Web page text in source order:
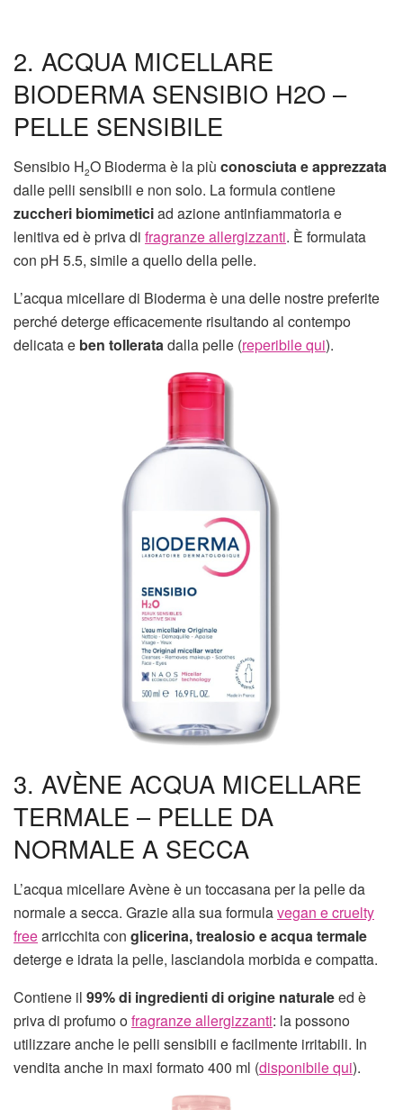
2. ACQUA MICELLARE
BIODERMA SENSIBIO H2O –
PELLE SENSIBILE
Sensibio H2O Bioderma è la più conosciuta e apprezzata
dalle pelli sensibili e non solo. La formula contiene
zuccheri biomimeticiad azione antinfiammatoria e
lenitiva ed è priva di fragranze allergizzanti. È formulata
con pH 5.5, simile a quello della pelle.
L’acqua micellare di Bioderma è una delle nostre preferite
perché deterge efficacemente risultando al contempo
delicata e ben tolleratadalla pelle (reperibile qui).
3. AVÈNE ACQUA MICELLARE
TERMALE – PELLE DA
NORMALE A SECCA
L’acqua micellare Avène è un toccasana per la pelle da
normale a secca. Grazie alla sua formulavegan e cruelty
freearricchita con glicerina, trealosio e acqua termale
deterge e idrata la pelle, lasciandola morbida e compatta.
Contiene il 99% di ingredienti di origine naturaleed è
priva di profumo ofragranze allergizzanti: la possono
utilizzare anche le pelli sensibili e facilmente irritabili. In
vendita anche in maxi formato 400 ml (disponibile qui).